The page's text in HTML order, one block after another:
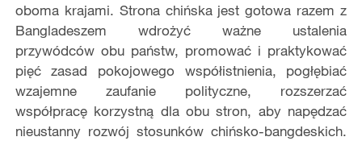
oboma krajami. Strona chińska jest gotowa razem z
Bangladeszem wdrożyć ważne ustalenia
przywódców obu państw, promować i praktykować
pięć zasad pokojowego współistnienia, pogłębiać
wzajemne zaufanie polityczne, rozszerzać
współpracę korzystną dla obu stron, aby napędzać
nieustanny rozwój stosunków chińsko-bangdeskich.